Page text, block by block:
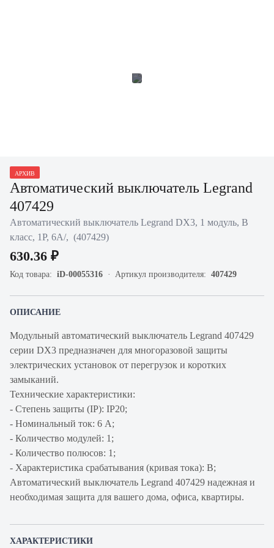
АРХИВ
Автоматический выключатель Legrand
407429
Автоматический выключатель Legrand DX3, 1 модуль, B
класс, 1Р, 6А/, (407429)
630.36 ₽
Код товара: iD-00055316 Артикул производителя: 407429
ОПИСАНИЕ
Модульный автоматический выключатель Legrand 407429
серии DX3 предназначен для многоразовой защиты
электрических установок от перегрузок и коротких
замыканий.
Технические характеристики:
- Степень защиты (IP): IP20;
- Номинальный ток: 6 А;
- Количество модулей: 1;
- Количество полюсов: 1;
- Характеристика срабатывания (кривая тока): В;
Автоматический выключатель Legrand 407429 надежная и
необходимая защита для вашего дома, офиса, квартиры.
ХАРАКТЕРИСТИКИ